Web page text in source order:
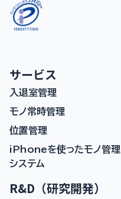
サービス
入退室管理
モノ常時管理
位置管理
iPhoneを使ったモノ管理
システム
R&D（研究開発）